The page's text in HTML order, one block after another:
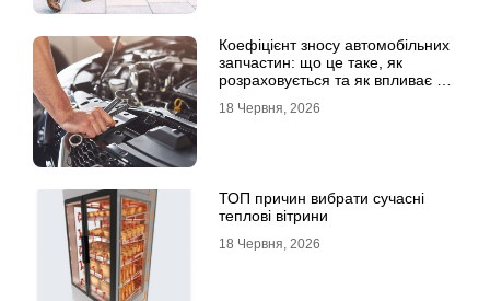
Коефіцієнт зносу автомобільних
запчастин: що це таке, як
розраховується та як впливає на
18 Червня, 2026
ТОП причин вибрати сучасні
теплові вітрини
18 Червня, 2026